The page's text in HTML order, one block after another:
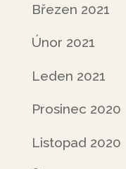
Březen 2021
Únor 2021
Leden 2021
Prosinec 2020
Listopad 2020